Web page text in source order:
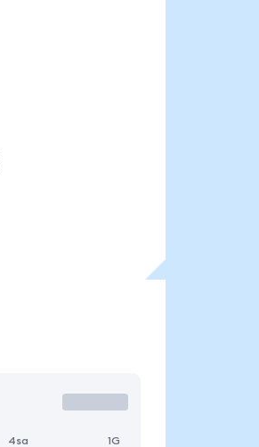
4sa 1G